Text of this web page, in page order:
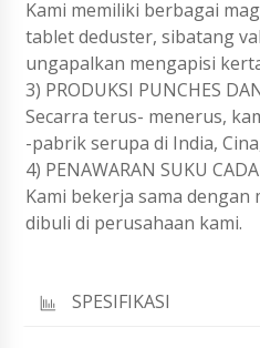
Kami memiliki berbagai
tablet deduster, sibatang
ungapalkan mengapisi
3) PRODUKSI PUNCHES
Secarra terus- menerus,
-pabrik serupa di India,
4) PENAWARAN SUKU
Kami bekerja sama
dibuli di perusahaan kami.
SPESIFIKASI